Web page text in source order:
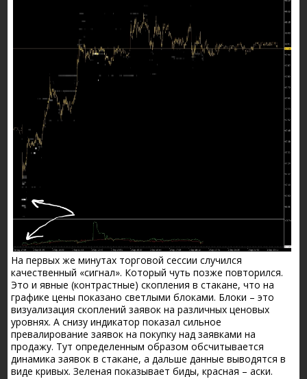
На первых же минутах торговой сессии случился
качественный «сигнал». Который чуть позже повторился.
Это и явные (контрастные) скопления в стакане, что на
графике цены показано светлыми блоками. Блоки – это
визуализация скоплений заявок на различных ценовых
уровнях. А снизу индикатор показал сильное
превалирование заявок на покупку над заявками на
продажу. Тут определенным образом обсчитывается
динамика заявок в стакане, а дальше данные выводятся в
виде кривых. Зеленая показывает биды, красная – аски.